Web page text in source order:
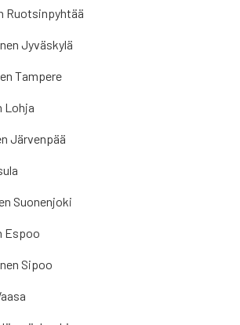
Ruotsinpyhtää
Jyväskylä
Tampere
Lohja
Järvenpää
Suonenjoki
Espoo
Sipoo